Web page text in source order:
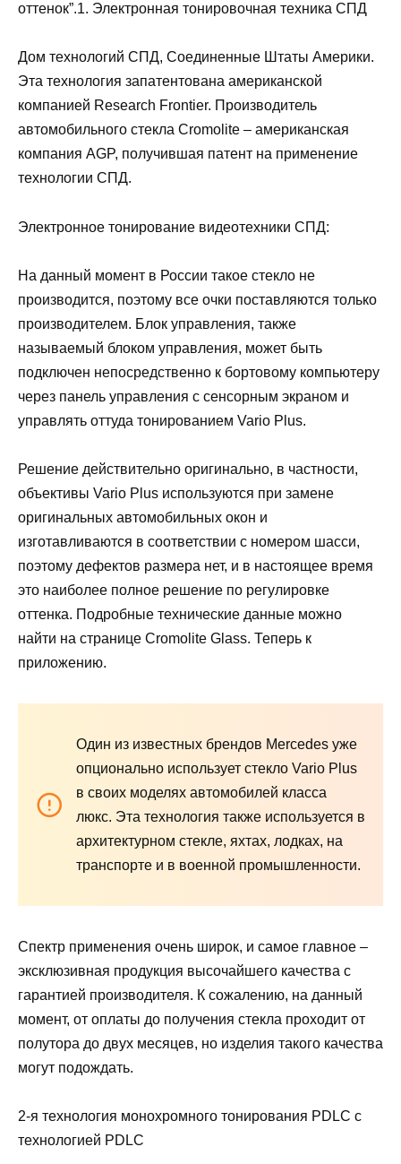
оттенок”.1. Электронная тонировочная техника СПД
Дом технологий СПД, Соединенные Штаты Америки.
Эта технология запатентована американской
компанией Research Frontier. Производитель
автомобильного стекла Cromolite – американская
компания AGP, получившая патент на применение
технологии СПД.
Электронное тонирование видеотехники СПД:
На данный момент в России такое стекло не
производится, поэтому все очки поставляются только
производителем. Блок управления, также
называемый блоком управления, может быть
подключен непосредственно к бортовому компьютеру
через панель управления с сенсорным экраном и
управлять оттуда тонированием Vario Plus.
Решение действительно оригинально, в частности,
объективы Vario Plus используются при замене
оригинальных автомобильных окон и
изготавливаются в соответствии с номером шасси,
поэтому дефектов размера нет, и в настоящее время
это наиболее полное решение по регулировке
оттенка. Подробные технические данные можно
найти на странице Cromolite Glass. Теперь к
приложению.
Один из известных брендов Mercedes уже
опционально использует стекло Vario Plus
в своих моделях автомобилей класса
люкс. Эта технология также используется в
архитектурном стекле, яхтах, лодках, на
транспорте и в военной промышленности.
Спектр применения очень широк, и самое главное –
эксклюзивная продукция высочайшего качества с
гарантией производителя. К сожалению, на данный
момент, от оплаты до получения стекла проходит от
полутора до двух месяцев, но изделия такого качества
могут подождать.
2-я технология монохромного тонирования PDLC с
технологией PDLC